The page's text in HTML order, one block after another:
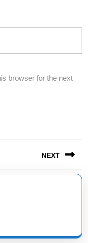
browser for the next
NEXT